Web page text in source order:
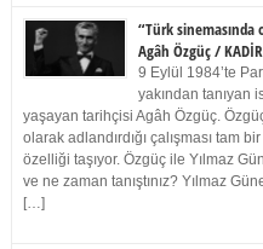
“Türk sinemasında
Agâh Özgüç / KADİR
9 Eylül 1984’te
yakından tanıyan
yaşayan tarihçisi Agâh Özgüç.
olarak adlandırdığı çalışması tam
özelliği taşıyor. Özgüç ile Yılmaz
ve ne zaman tanıştınız? Yılmaz
[…]